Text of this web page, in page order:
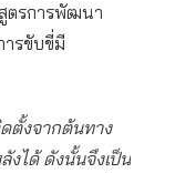
ตรการพัฒนา
ารขับขี่มี
ตั้งจากต้นทาง
งได้ ดังนั้นจึงเป็น